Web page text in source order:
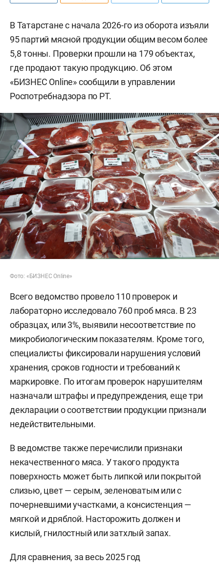
В Татарстане с начала 2026-го из оборота изъяли
95 партий мясной продукции общим весом более
5,8 тонны. Проверки прошли на 179 объектах,
где продают такую продукцию. Об этом
«БИЗНЕС Online» сообщили в управлении
Роспотребнадзора по РТ.
Фото: «БИЗНЕС Online»
Всего ведомство провело 110 проверок и
лабораторно исследовало 760 проб мяса. В 23
образцах, или 3%, выявили несоответствие по
микробиологическим показателям. Кроме того,
специалисты фиксировали нарушения условий
хранения, сроков годности и требований к
маркировке. По итогам проверок нарушителям
назначали штрафы и предупреждения, еще три
декларации о соответствии продукции признали
недействительными.
В ведомстве также перечислили признаки
некачественного мяса. У такого продукта
поверхность может быть липкой или покрытой
слизью, цвет — серым, зеленоватым или с
почерневшими участками, а консистенция —
мягкой и дряблой. Насторожить должен и
кислый, гнилостный или затхлый запах.
Для сравнения, за весь 2025 год